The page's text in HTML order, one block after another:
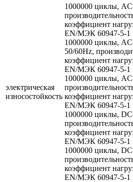
электрическая
износостойкость
1000000 циклы,
коэффициент
EN/МЭК 60947-5-1
1000000 циклы,
50/60Hz,
коэффициент
EN/МЭК 60947-5-1
1000000 циклы,
коэффициент
EN/МЭК 60947-5-1
1000000 циклы,
коэффициент
EN/МЭК 60947-5-1
1000000 циклы,
коэффициент
EN/МЭК 60947-5-1